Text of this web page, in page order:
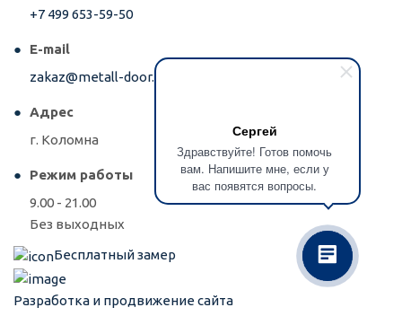
Сергей
Здравствуйте! Готов помочь
вам. Напишите мне, если у
вас появятся вопросы.
+7 499 653-59-50
E-mail
zakaz@metall-door.ru
Адрес
г. Коломна
Режим работы
9.00 - 21.00
Без выходных
Бесплатный замер
Разработка и продвижение сайта